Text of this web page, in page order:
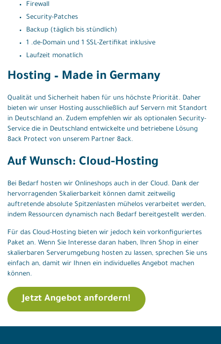
Firewall
Security-Patches
Backup (täglich bis stündlich)
1 .de-Domain und 1 SSL-Zertifikat inklusive
Laufzeit monatlich
Hosting – Made in Germany
Qualität und Sicherheit haben für uns höchste Priorität. Daher
bieten wir unser Hosting ausschließlich auf Servern mit Standort
in Deutschland an. Zudem empfehlen wir als optionalen Security-
Service die in Deutschland entwickelte und betriebene Lösung
8ack Protect von unserem Partner 8ack.
Auf Wunsch: Cloud-Hosting
Bei Bedarf hosten wir Onlineshops auch in der Cloud. Dank der
hervorragenden Skalierbarkeit können damit zeitweilig
auftretende absolute Spitzenlasten mühelos verarbeitet werden,
indem Ressourcen dynamisch nach Bedarf bereitgestellt werden.
Für das Cloud-Hosting bieten wir jedoch kein vorkonfiguriertes
Paket an. Wenn Sie Interesse daran haben, Ihren Shop in einer
skalierbaren Serverumgebung hosten zu lassen, sprechen Sie uns
einfach an, damit wir Ihnen ein individuelles Angebot machen
können.
Jetzt Angebot anfordern!